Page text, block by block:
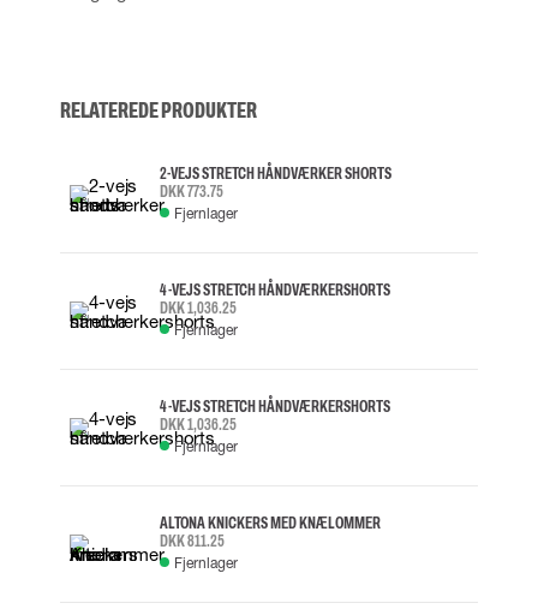
RELATEREDE PRODUKTER
2-VEJS STRETCH HÅNDVÆRKER SHORTS
DKK 773.75
Fjernlager
4-VEJS STRETCH HÅNDVÆRKERSHORTS
DKK 1,036.25
Fjernlager
4-VEJS STRETCH HÅNDVÆRKERSHORTS
DKK 1,036.25
Fjernlager
ALTONA KNICKERS MED KNÆLOMMER
DKK 811.25
Fjernlager